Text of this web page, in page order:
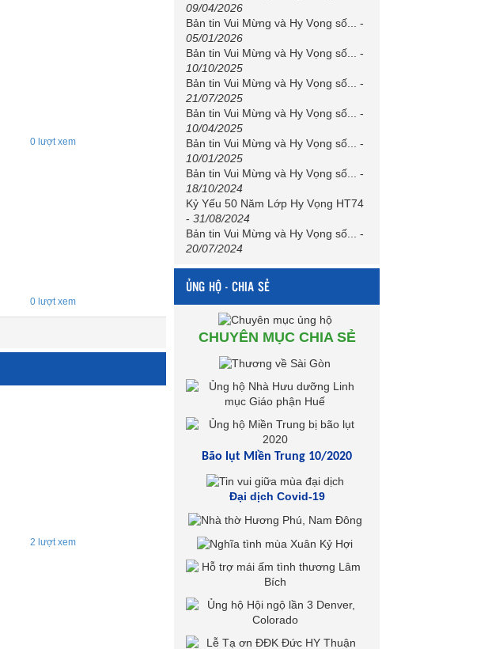
0 lượt xem
0 lượt xem
2 lượt xem
09/04/2026
Bản tin Vui Mừng và Hy Vọng số...
-
05/01/2026
Bản tin Vui Mừng và Hy Vọng số...
-
10/10/2025
Bản tin Vui Mừng và Hy Vọng số...
-
21/07/2025
Bản tin Vui Mừng và Hy Vọng số...
-
10/04/2025
Bản tin Vui Mừng và Hy Vọng số...
-
10/01/2025
Bản tin Vui Mừng và Hy Vọng số...
-
18/10/2024
Kỷ Yếu 50 Năm Lớp Hy Vọng HT74
- 31/08/2024
Bản tin Vui Mừng và Hy Vọng số...
-
20/07/2024
ỦNG HỘ - CHIA SẺ
CHUYÊN MỤC CHIA SẺ
Bão lụt Miền Trung 10/2020
Đại dịch Covid-19